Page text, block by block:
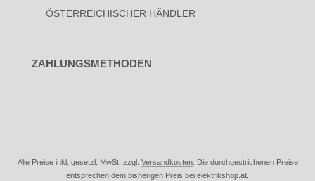
ÖSTERREICHISCHER HÄNDLER
ZAHLUNGSMETHODEN
Alle Preise inkl. gesetzl. MwSt. zzgl. Versandkosten. Die durchgestrichenen Preise
entsprechen dem bisherigen Preis bei elektrikshop.at.